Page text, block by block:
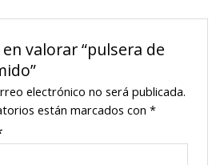
valorar “pulsera de
electrónico no será publicada.
están marcados con*